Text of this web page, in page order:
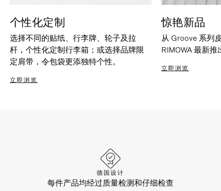
个性化定制
选择不同的贴纸、行李牌、轮子及拉
杆，个性化定制行李箱；或选择品牌限
定肩带，令包袋更添独特个性。
立即浏览
惊艳新品
从 Groove 系列
RIMOWA 最新
立即浏览
德国设计
每件产品均经过质量检测和仔细检查